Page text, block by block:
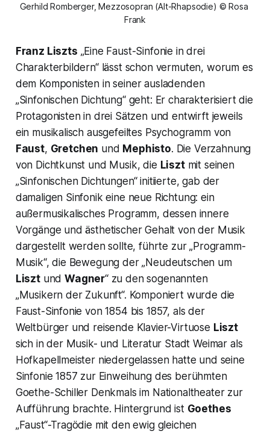
Gerhild Romberger, Mezzosopran (Alt-Rhapsodie) © Rosa
Frank
Franz Liszts „Eine Faust-Sinfonie in drei
Charakterbildern“lässt schon vermuten, worum es
dem Komponisten in seiner ausladenden
„Sinfonischen Dichtung“ geht: Er charakterisiert die
Protagonisten in drei Sätzen und entwirft jeweils
ein musikalisch ausgefeiltes Psychogramm von
Faust, Gretchen und Mephisto. Die Verzahnung
von Dichtkunst und Musik, die Lisztmit seinen
„Sinfonischen Dichtungen“initiierte, gab der
damaligen Sinfonik eine neue Richtung: ein
außermusikalisches Programm, dessen innere
Vorgänge und ästhetischer Gehalt von der Musik
dargestellt werden sollte, führte zur „Programm-
Musik“, die Bewegung der „Neudeutschen um
LisztundWagner“ zu den sogenannten
„Musikern der Zukunft“. Komponiert wurde die
Faust-Sinfonie von 1854 bis 1857, als der
Weltbürger und reisende Klavier-Virtuose Liszt
sich in der Musik- und Literatur Stadt Weimar als
Hofkapellmeister niedergelassen hatte und seine
Sinfonie 1857 zur Einweihung des berühmten
Goethe-Schiller Denkmals im Nationaltheater zur
Aufführung brachte. Hintergrund ist Goethes
„Faust“-Tragödie mit den ewig gleichen